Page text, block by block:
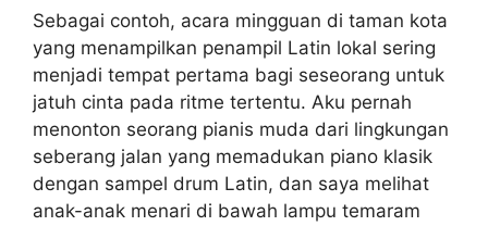
Sebagai contoh, acara mingguan di taman kota
yang menampilkan penampil Latin lokal sering
menjadi tempat pertama bagi seseorang untuk
jatuh cinta pada ritme tertentu. Aku pernah
menonton seorang pianis muda dari lingkungan
seberang jalan yang memadukan piano klasik
dengan sampel drum Latin, dan saya melihat
anak-anak menari di bawah lampu temaram